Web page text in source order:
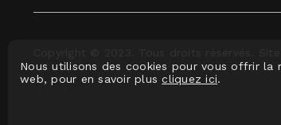
Nous utilisons des cookies pour vous offrir
web, pour en savoir pluscliquez ici.